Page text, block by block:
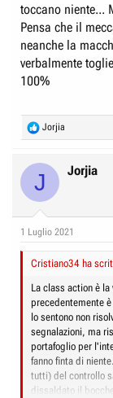
toccano niente...
Pensa che il
neanche la
verbalmente
100%
R
e
s
Jorjia
J Jorjia
1 Luglio 2021
Cristiano34 ha
La class action è
precedentemente
lo sentono non
segnalazioni, ma
portafoglio per
fanno finta di
tutti) del controllo
dissaldato il